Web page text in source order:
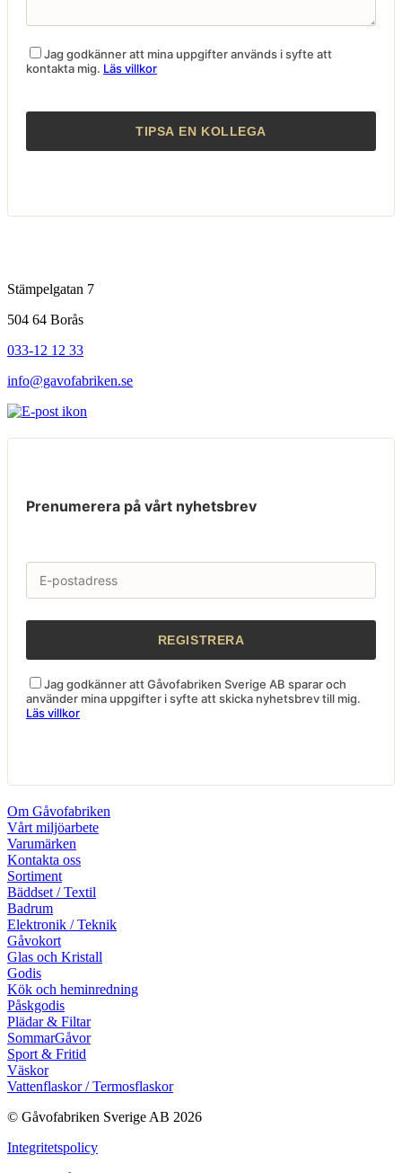
Jag godkänner att mina uppgifter används i syfte att
kontakta mig. Läs villkor
Stämpelgatan 7
504 64 Borås
033-12 12 33
info@gavofabriken.se
Prenumerera på vårt nyhetsbrev
Jag godkänner att Gåvofabriken Sverige AB sparar och
använder mina uppgifter i syfte att skicka nyhetsbrev till mig.
Läs villkor
Om Gåvofabriken
Vårt miljöarbete
Varumärken
Kontakta oss
Sortiment
Bäddset / Textil
Badrum
Elektronik / Teknik
Gåvokort
Glas och Kristall
Godis
Kök och heminredning
Påskgodis
Plädar & Filtar
SommarGåvor
Sport & Fritid
Väskor
Vattenflaskor / Termosflaskor
© Gåvofabriken Sverige AB 2026
Integritetspolicy